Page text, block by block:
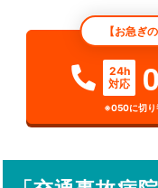
駅から探
【お急ぎ
24h
対応
※050に切り